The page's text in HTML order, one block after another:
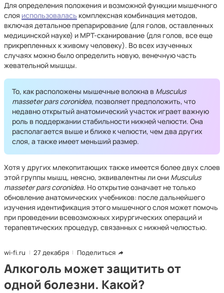
Для определения положения и возможной функции мышечного
слоя использовалась комплексная комбинация методов,
включая детальное препарирование (для голов, оставленных
медицинской науке) и МРТ-сканирование (для голов, все еще
прикрепленных к живому человеку). Во всех изученных
случаях можно было определить новую, венечную часть
жевательной мышцы.
То, как расположены мышечные волокна в Musculus
masseter pars coronidea, позволяет предположить, что
недавно открытый анатомический участок играет важную
роль в поддержании стабильности нижней челюсти. Она
располагается выше и ближе к челюсти, чем два других
слоя, а также имеет меньший размер.
Хотя у других млекопитающих также имеется более двух слоев
этой группы мышц, неясно, эквивалентны ли они Musculus
masseter pars coronidea. Но открытие означает не только
обновление анатомических учебников: после дальнейшего
изучения идентификация этого мышечного слоя может помочь
при проведении всевозможных хирургических операций и
терапевтических процедур, связанных с нижней челюстью.
wi-fi.ru 27 декабря Поделиться
Алкоголь может защитить от
одной болезни. Какой?